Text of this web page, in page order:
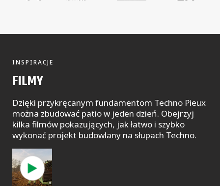
INSPIRACJE
FILMY
Dzięki przykręcanym fundamentom Techno Pieux
można zbudować patio w jeden dzień. Obejrzyj
kilka filmów pokazujących, jak łatwo i szybko
wykonać projekt budowlany na słupach Techno.